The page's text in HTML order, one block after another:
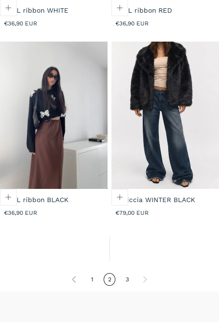
PULL ribbon WHITE
Prezzo
€36,90 EUR
PULL ribbon RED
Prezzo
€36,90 EUR
PULL ribbon BLACK
Prezzo
€36,90 EUR
Pelliccia WINTER BLACK
Prezzo
€79,00 EUR
1 2 3